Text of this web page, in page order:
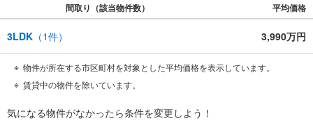
間取り（該当物件数） 平均価格
3LDK （1件） 3,990万円
物件が所在する市区町村を対象とした平均価格を表示しています。
賃貸中の物件を除いています。
気になる物件がなかったら条件を変更しよう！